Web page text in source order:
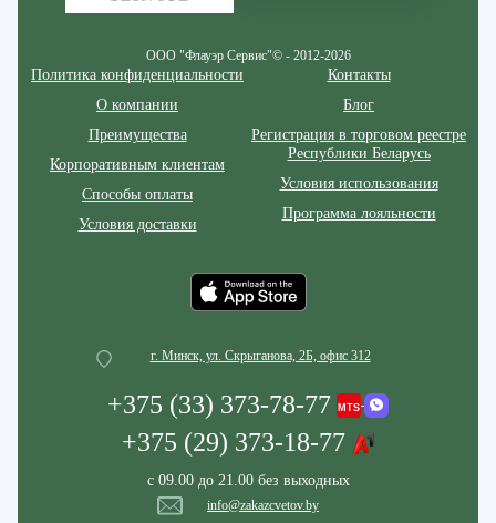
ООО "Флауэр Сервис"© - 2012-2026
Политика конфиденциальности
О компании
Преимущества
Корпоративным клиентам
Способы оплаты
Условия доставки
Контакты
Блог
Регистрация в торговом реестре
Республики Беларусь
Условия использования
Программа лояльности
г. Минск, ул. Скрыганова, 2Б, офис 312
+375 (33) 373-78-77
+375 (29) 373-18-77
с 09.00 до 21.00 без выходных
info@zakazcvetov.by